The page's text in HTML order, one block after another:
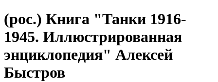
(рос.) Книга "Танки 1916-
1945. Иллюстрированная
энциклопедия" Алексей
Быстров